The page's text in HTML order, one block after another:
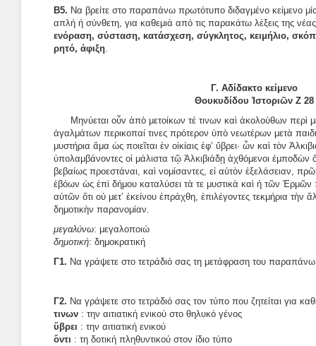
Β5. Να βρείτε στο παραπάνω πρωτότυπο διδαγμένο κείμενο
απλή ή σύνθετη, για καθεμιά από τις παρακάτω λέξεις της
ενόραση, σύσταση, κατάσχεση, σύγκλητος, κειμήλιο,
ρητό, άφιξη.
Γ. Αδίδακτο κείμενο
Θουκυδίδου Ἱστοριῶν Ζ 28
Μηνύεται οὖν ἀπὸ μετοίκων τέ τινων καὶ ἀκολούθων
ἀγαλμάτων περικοπαί τινες πρότερον ὑπὸ νεωτέρων μετὰ
μυστήρια ἅμα ὡς ποιεῖται ἐν οἰκίαις ἐφ’ ὕβρει· ὧν καὶ τὸν
ὑπολαμβάνοντες οἱ μάλιστα τῷ Ἀλκιβιάδῃ ἀχθόμενοι ἐμποδὼν
βεβαίως προεστάναι, καὶ νομίσαντες, εἰ αὐτὸν ἐξελάσειαν,
ἐβόων ὡς ἐπὶ δήμου καταλύσει τὰ τε μυστικὰ καὶ ἡ τῶν Ἑρμῶν
αὐτῶν ὅτι οὐ μετ’ ἐκείνου ἐπράχθη, ἐπιλέγοντες τεκμήρια τὴν
δημοτικὴν παρανομίαν.
μεγαλύνω: μεγαλοποιώ
δημοτική: δημοκρατική
Γ1. Να γράψετε στο τετράδιό σας τη μετάφραση του παραπάνω
Γ2. Να γράψετε στο τετράδιό σας τον τύπο που ζητείται για
τινων : την αιτιατική ενικού στο θηλυκό γένος
ὕβρει : την αιτιατική ενικού
ὄντι : τη δοτική πληθυντικού στον ίδιο τύπο